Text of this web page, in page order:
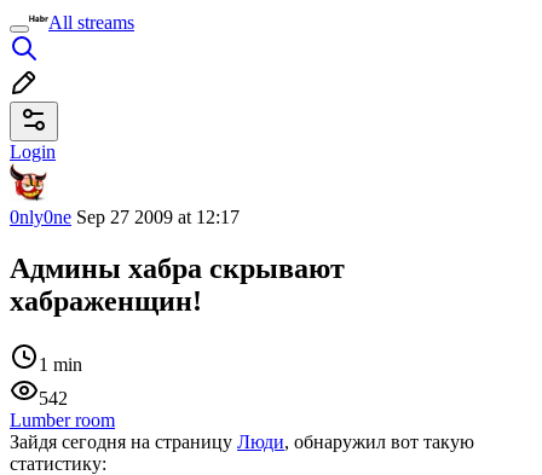
All streams
Login
0nly0ne Sep 27 2009 at 12:17
Админы хабра скрывают
хабраженщин!
1 min
542
Lumber room
Зайдя сегодня на страницу Люди, обнаружил вот такую
статистику: